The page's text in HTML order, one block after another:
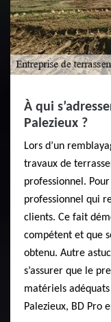
À qui
Palezieux ?
Lors d’un
travaux de
professionnel.
professionnel qui
clients. Ce fait
compétent et que
obtenu. Autre
s’assurer que le
matériels
Palezieux, BD Pro